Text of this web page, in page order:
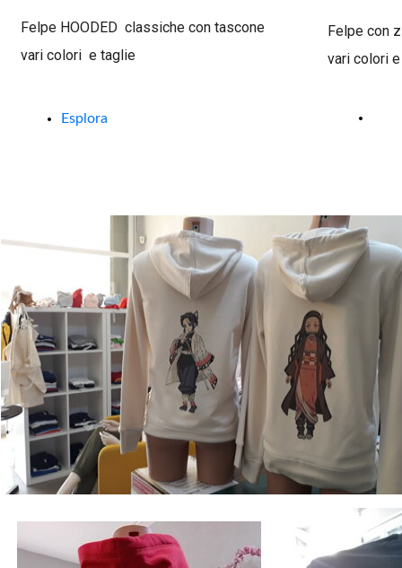
Felpe HOODED classiche con tascone
vari colori e taglie
Felpe con
vari colori
Esplora